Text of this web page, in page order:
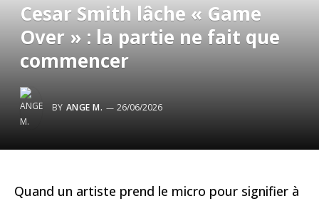
Cesar Smith lâche « Game
Over » : la partie ne fait que
commencer
BY ANGE M. 26/06/2026
Quand un artiste prend le micro pour signifier à